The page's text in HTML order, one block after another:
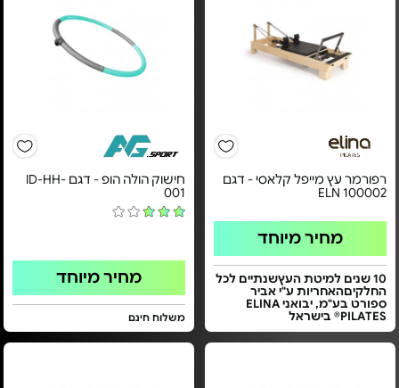
רפורמר עץ מייפל קלאסי - דגם
ELN 100002
מחיר מיוחד
10 שנים למיטת העץשנתיים לכל
החלקיםהאחריות ע"י אביר
ספורט בע"מ, יבואני ELINA
PILATES® בישראל
חישוק הולה הופ - דגם ID-HH-
001
מחיר מיוחד
משלוח חינם